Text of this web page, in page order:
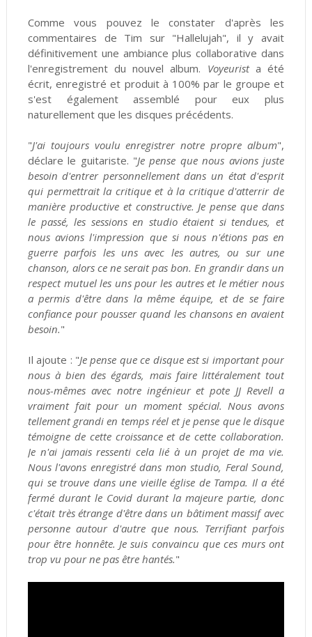
Comme vous pouvez le constater d'après les
commentaires de Tim sur "Hallelujah", il y avait
définitivement une ambiance plus collaborative dans
l'enregistrement du nouvel album. Voyeurista été
écrit, enregistré et produit à 100% par le groupe et
s'est également assemblé pour eux plus
naturellement que les disques précédents.
"J'ai toujours voulu enregistrer notre propre album",
déclare le guitariste. "Je pense que nous avions juste
besoin d'entrer personnellement dans un état d'esprit
qui permettrait la critique et à la critique d'atterrir de
manière productive et constructive. Je pense que dans
le passé, les sessions en studio étaient si tendues, et
nous avions l'impression que si nous n'étions pas en
guerre parfois les uns avec les autres, ou sur une
chanson, alors ce ne serait pas bon. En grandir dans un
respect mutuel les uns pour les autres et le métier nous
a permis d'être dans la même équipe, et de se faire
confiance pour pousser quand les chansons en avaient
besoin."
Il ajoute : "Je pense que ce disque est si important pour
nous à bien des égards, mais faire littéralement tout
nous-mêmes avec notre ingénieur et pote JJ Revell a
vraiment fait pour un moment spécial. Nous avons
tellement grandi en temps réel et je pense que le disque
témoigne de cette croissance et de cette collaboration.
Je n'ai jamais ressenti cela lié à un projet de ma vie.
Nous l'avons enregistré dans mon studio, Feral Sound,
qui se trouve dans une vieille église de Tampa. Il a été
fermé durant le Covid durant la majeure partie, donc
c'était très étrange d'être dans un bâtiment massif avec
personne autour d'autre que nous. Terrifiant parfois
pour être honnête. Je suis convaincu que ces murs ont
trop vu pour ne pas être hantés."